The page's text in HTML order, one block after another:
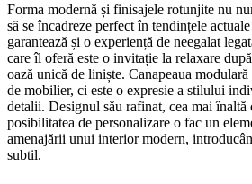
Forma modernă și finisajele rotunjite nu
să se încadreze perfect în tendințele
garantează și o experiență de neegalat
care îl oferă este o invitație la relaxare
oază unică de liniște. Canapeaua
de mobilier, ci este o expresie a stilului
detalii. Designul său rafinat, cea mai înaltă
posibilitatea de personalizare o fac un
amenajării unui interior modern,
subtil.